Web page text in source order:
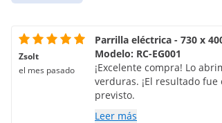
Zsolt
el mes pasado
Parrilla eléctrica - 730 x
Modelo: RC-EG001
¡Excelente compra! Lo
verduras. ¡El resultado
previsto.
Leer más